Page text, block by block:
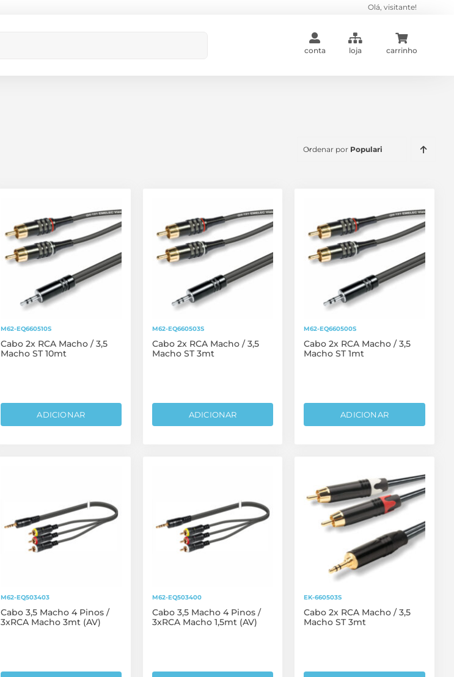
Olá, visitante!
conta loja carrinho
Ordenar por Popularidade
M62-EQ660510S
Cabo 2x RCA Macho / 3,5
Macho ST 10mt
ADICIONAR
M62-EQ660503S
Cabo 2x RCA Macho / 3,5
Macho ST 3mt
ADICIONAR
M62-EQ660500S
Cabo 2x RCA Macho / 3,5
Macho ST 1mt
ADICIONAR
M62-EQ503403
Cabo 3,5 Macho 4 Pinos /
3xRCA Macho 3mt (AV)
M62-EQ503400
Cabo 3,5 Macho 4 Pinos /
3xRCA Macho 1,5mt (AV)
EK-660503S
Cabo 2x RCA Macho / 3,5
Macho ST 3mt